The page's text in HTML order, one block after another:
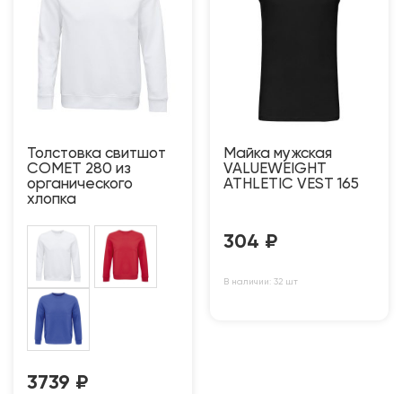
Толстовка свитшот
COMET 280 из
органического
хлопка
3739 ₽
Майка мужская
VALUEWEIGHT
ATHLETIC VEST 165
304 ₽
В наличии: 32 шт